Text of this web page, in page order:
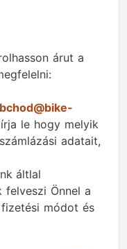
árut a
le hogy melyik
adatait,
áltlal
felveszi Önnel a
módot és